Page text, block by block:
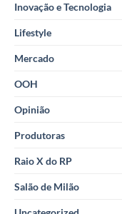
Inovação e Tecnologia
Lifestyle
Mercado
OOH
Opinião
Produtoras
Raio X do RP
Salão de Milão